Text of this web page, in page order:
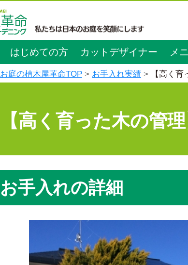
はじめての方 カットデザイナー メ
お庭の植木屋革命TOP お手入れ実績 【高く
【高く育った木の管
お手入れの詳細